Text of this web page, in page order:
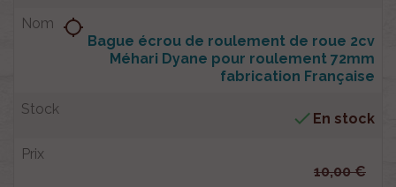
Bague écrou de roulement de roue 2cv
Méhari Dyane pour roulement 72mm
fabrication Française
location_searching
 En stock
10,00 €